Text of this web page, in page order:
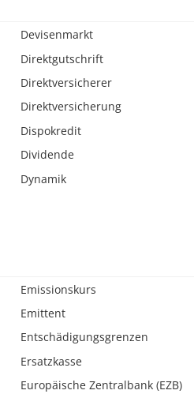
Devisenmarkt
Direktgutschrift
Direktversicherer
Direktversicherung
Dispokredit
Dividende
Dynamik
Emissionskurs
Emittent
Entschädigungsgrenzen
Ersatzkasse
Europäische Zentralbank (EZB)